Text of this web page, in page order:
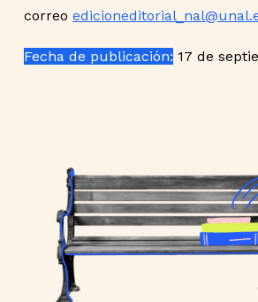
correo
Fecha de publicación: 17 de